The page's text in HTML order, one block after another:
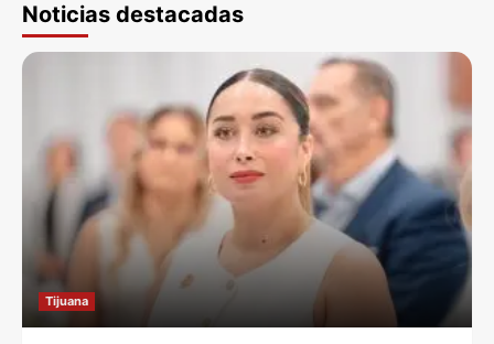
Noticias destacadas
Tijuana